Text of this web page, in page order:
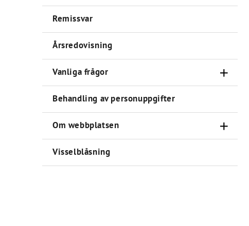
Remissvar
Årsredovisning
Vanliga frågor
Behandling av personuppgifter
Om webbplatsen
Visselblåsning